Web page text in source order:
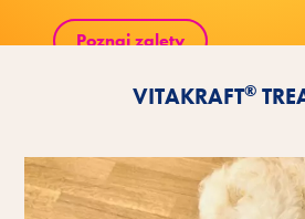
Poznaj zalety
VITAKRAFT®